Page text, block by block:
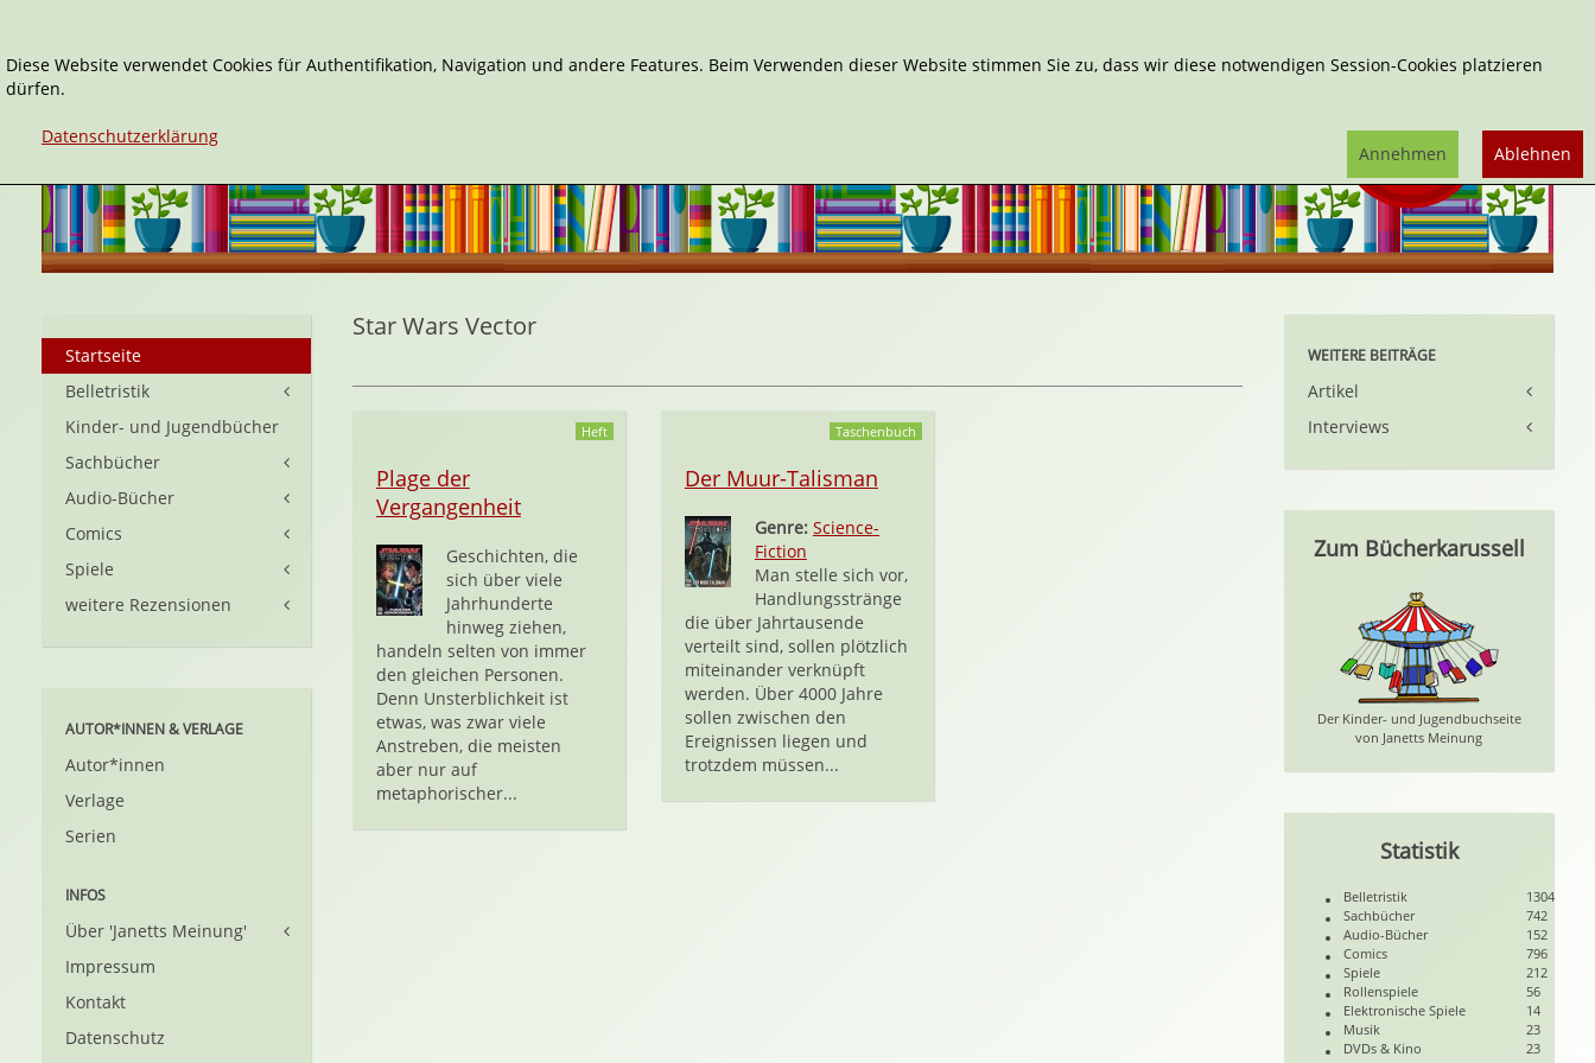
Star Wars Vector
Heft
Plage der
Vergangenheit
Geschichten, die
sich über viele
Jahrhunderte
hinweg ziehen,
handeln selten von immer
den gleichen Personen.
Denn Unsterblichkeit ist
etwas, was zwar viele
Anstreben, die meisten
aber nur auf
metaphorischer...
Taschenbuch
Der Muur-Talisman
Genre: Science-
Fiction
Man stelle sich vor,
Handlungsstränge
die über Jahrtausende
verteilt sind, sollen plötzlich
miteinander verknüpft
werden. Über 4000 Jahre
sollen zwischen den
Ereignissen liegen und
trotzdem müssen...
Startseite
Belletristik
Kinder- und Jugendbücher
Sachbücher
Audio-Bücher
Comics
Spiele
weitere Rezensionen
AUTOR*INNEN & VERLAGE
Autor*innen
Verlage
Serien
INFOS
Über 'Janetts Meinung'
Impressum
Kontakt
Datenschutz
WEITERE BEITRÄGE
Artikel
Interviews
Zum Bücherkarussell
Der Kinder- und Jugendbuchseite
von Janetts Meinung
Statistik
Belletristik
1304
Sachbücher
742
Audio-Bücher
152
Comics
796
Spiele
212
Rollenspiele
56
Elektronische Spiele
14
Musik
23
DVDs & Kino
23
Diese Website verwendet Cookies für Authentifikation, Navigation und andere Features. Beim Verwenden dieser Website stimmen Sie zu, dass wir diese notwendigen Session-Cookies platzieren
dürfen.
Datenschutzerklärung
Ablehnen
Annehmen